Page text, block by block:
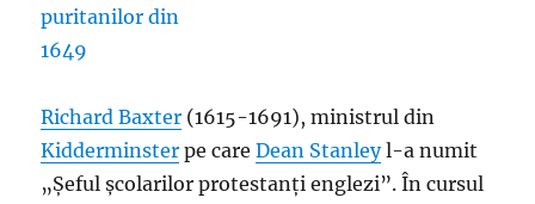
Richard Baxter (1615-1691), ministrul din
Kidderminster pe careDean Stanleyl-a numit
„Șeful școlarilor protestanți englezi”. În cursul